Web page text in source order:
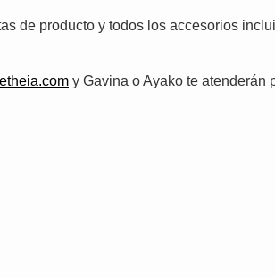
de producto y todos los accesorios
y Gavina o Ayako te atenderán